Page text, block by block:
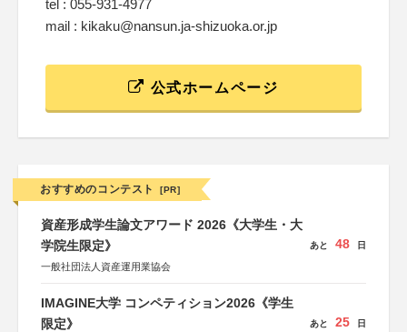
tel : 055-931-4977
mail : kikaku@nansun.ja-shizuoka.or.jp
公式ホームページ
おすすめのコンテスト [PR]
資産形成学生論文アワード 2026《大学生・大
学院生限定》
一般社団法人資産運用業協会
あと 48 日
IMAGINE大学 コンペティション2026《学生
限定》
あと 25 日